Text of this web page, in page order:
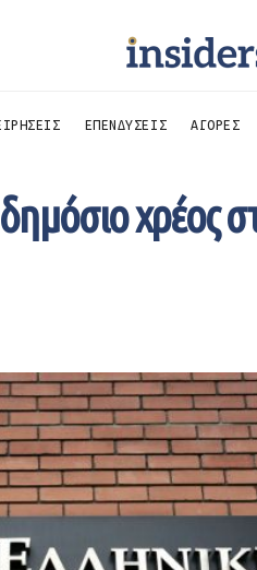
ΕΠΕΝΔΥΣΕΙΣ ΑΓΟΡΕΣ
χρέος